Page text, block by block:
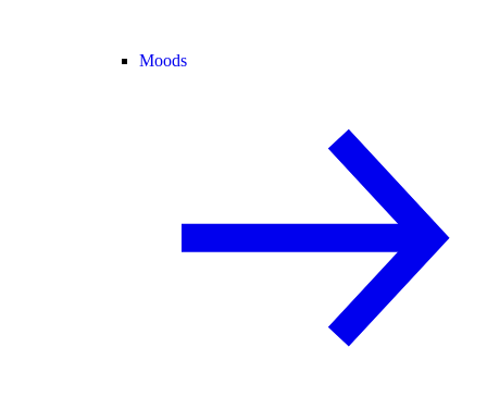
Moods